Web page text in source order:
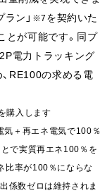
ン」 ※7を契約いた
とが可能です。同プ
電力トラッキング
RE100の求める電
購入します
気＋再エネ電気で100％
で実質再エネ100％を
比率が100％にならな
係数ゼロは維持されま